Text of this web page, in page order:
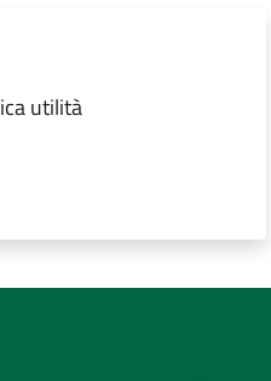
utilità